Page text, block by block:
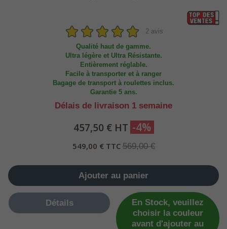
2 avis
Qualité haut de gamme.
Ultra légère et Ultra Résistante.
Entièrement réglable.
Facile à transporter et à ranger
Bagage de transport à roulettes inclus.
Garantie 5 ans.
Délais de livraison 1 semaine
457,50 € HT -4%
549,00 € TTC 569,00 €
Ajouter au panier
Détails
En Stock, veuillez
choisir la couleur
avant d'ajouter au